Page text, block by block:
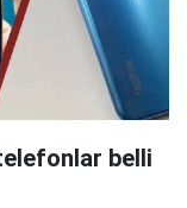
belli